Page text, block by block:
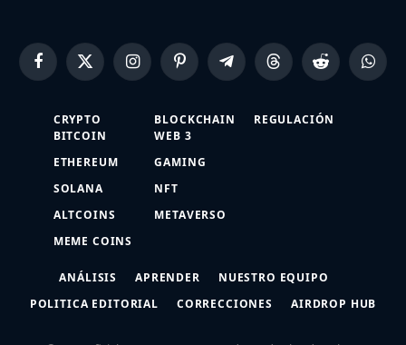
FacebookX
(Twitter)
InstagramPinterestTelegramThreads Reddit
CRYPTO
BITCOIN
ETHEREUM
SOLANA
ALTCOINS
MEME COINS
BLOCKCHAIN
WEB 3
GAMING
NFT
METAVERSO
REGULACIÓN
ANÁLISIS APRENDER
NUESTRO EQUIPO
POLITICA EDITORIAL
CORRECCIONES AIRDROP HUB